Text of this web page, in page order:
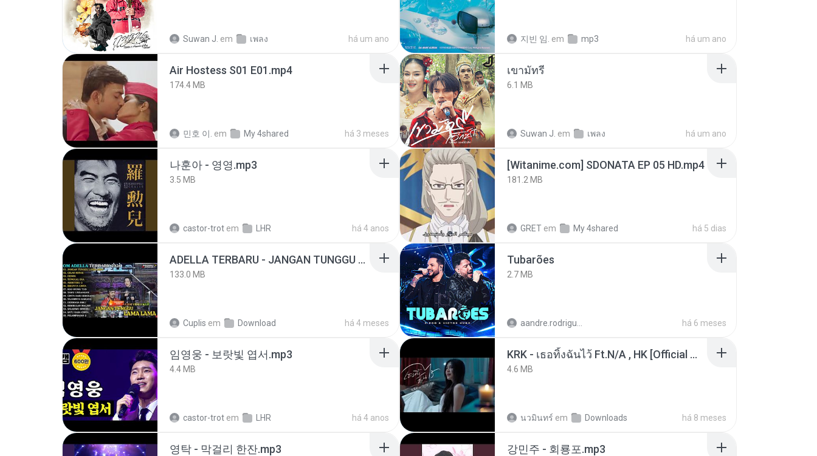
Suwan J. em เพลง há um ano 지빈 임. em mp3 há um ano
Air Hostess S01 E01.mp4
174.4 MB
민호 이. em My 4shared há 3 meses
เขามัทรี
6.1 MB
Suwan J. em เพลง há um ano
나훈아 - 영영.mp3
3.5 MB
castor-trot em LHR há 4 anos
[Witanime.com] SDONATA EP 05 HD.mp4
181.2 MB
GRET em My 4shared há 5 dias
ADELLA TERBARU - JANGAN TUNGGU LAMA LAMA - GELAS RETAK - OM ADELLA FULL ALBUM TERBARU 2026
133.0 MB
Cuplis em Download há 4 meses
Tubarões
2.7 MB
há 6 meses
임영웅 - 보랏빛 엽서.mp3
4.4 MB
castor-trot em LHR há 4 anos
KRK - เธอทิ้งฉันไว้ Ft.N/A , HK [Official MV]
4.6 MB
นวมินทร์ em Downloads há 8 meses
영탁 - 막걸리 한잔.mp3 강민주 - 회룡포.mp3